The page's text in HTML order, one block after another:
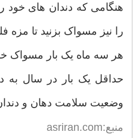
هنگامی که دندان های خود
را نیز مسواک بزنید تا مزه
هر سه ماه یک بار مسواک
حداقل یک بار در سال به
وضعیت سلامت دهان و
منبع:asriran.com